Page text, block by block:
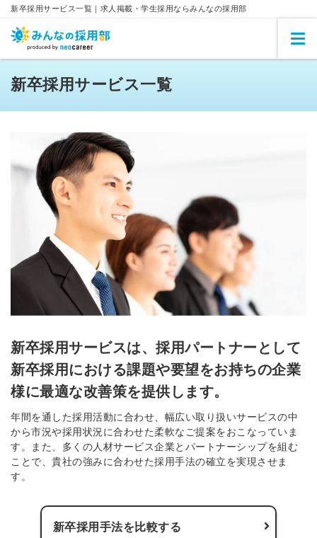
新卒採用サービス一覧｜求人掲載・学生採用ならみんなの採用部
新卒採用サービス一覧
新卒採用サービスは、採用パートナーとして
新卒採用における課題や要望をお持ちの企業
様に最適な改善策を提供します。
年間を通した採用活動に合わせ、幅広い取り扱いサービスの中
から市況や採用状況に合わせた柔軟なご提案をおこなっていま
す。また、多くの人材サービス企業とパートナーシップを組む
ことで、貴社の強みに合わせた採用手法の確立を実現させま
す。
新卒採用手法を比較する